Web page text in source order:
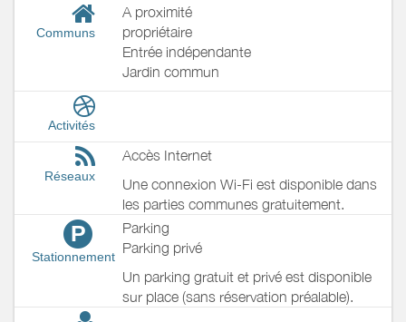
Communs
A proximité
propriétaire
Entrée indépendante
Jardin commun
Activités
Réseaux
Accès Internet
Une connexion Wi-Fi est disponible dans
les parties communes gratuitement.
P
Stationnement
Parking
Parking privé
Un parking gratuit et privé est disponible
sur place (sans réservation préalable).